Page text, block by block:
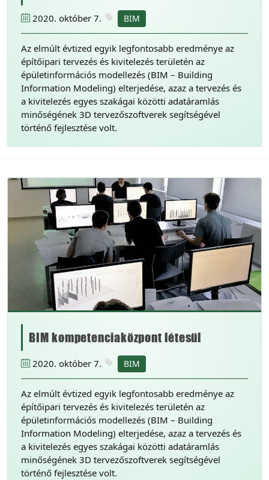
2020. október 7. BIM
Az elmúlt évtized egyik legfontosabb eredménye az
építőipari tervezés és kivitelezés területén az
épületinformációs modellezés (BIM – Building
Information Modeling) elterjedése, azaz a tervezés és
a kivitelezés egyes szakágai közötti adatáramlás
minőségének 3D tervezőszoftverek segítségével
történő fejlesztése volt.
BIM kompetenciaközpont létesül
2020. október 7. BIM
Az elmúlt évtized egyik legfontosabb eredménye az
építőipari tervezés és kivitelezés területén az
épületinformációs modellezés (BIM – Building
Information Modeling) elterjedése, azaz a tervezés és
a kivitelezés egyes szakágai közötti adatáramlás
minőségének 3D tervezőszoftverek segítségével
történő fejlesztése volt.